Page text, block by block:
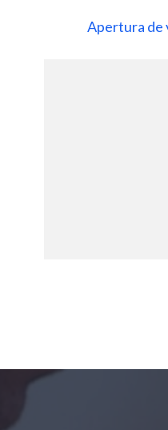
Apertura de